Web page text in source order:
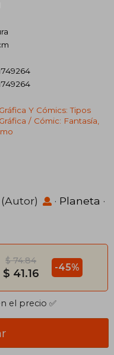
Y Cómics: Tipos
/ Cómic: Fantasía,
(Autor) · Planeta ·
$ 74.84
$ 41.16 -45%
el precio ✅